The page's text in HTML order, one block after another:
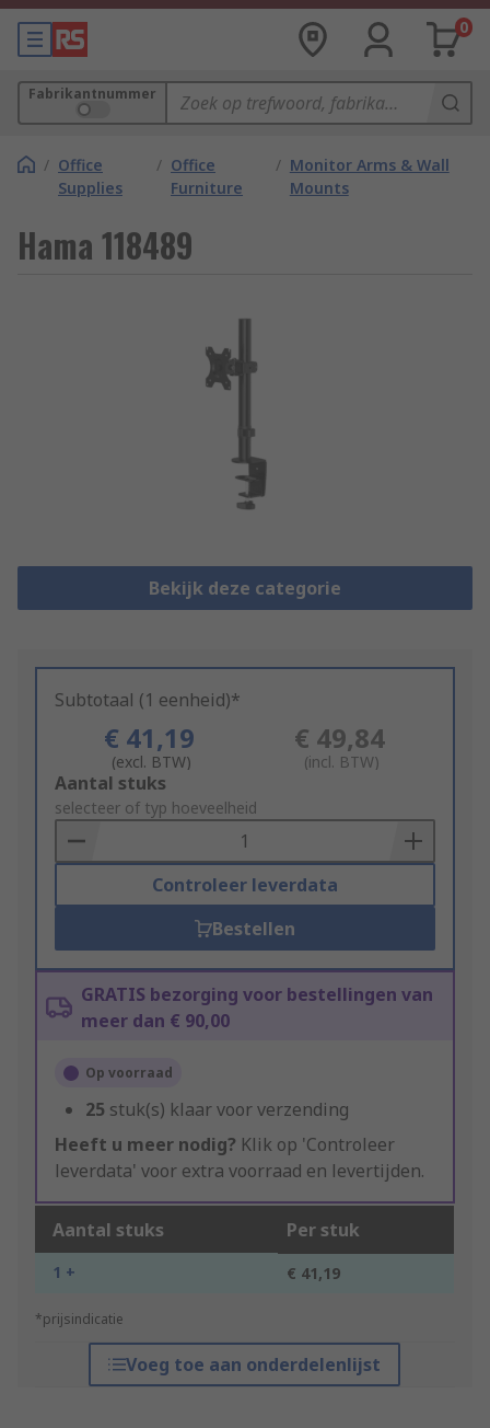
0
Fabrikantnummer
/ Office
Supplies
/ Office
Furniture
/ Monitor Arms & Wall
Mounts
Hama 118489
Bekijk deze categorie
Subtotaal (1 eenheid)*
€ 41,19
(excl. BTW)
€ 49,84
(incl. BTW)
Add
to
Basket
Aantal stuks
selecteer of typ hoeveelheid
Controleer leverdata
Bestellen
GRATIS bezorging voor bestellingen van
meer dan € 90,00
Op voorraad
25 stuk(s) klaar voor verzending
Heeft u meer nodig? Klik op 'Controleer
leverdata' voor extra voorraad en levertijden.
Aantal stuks Per stuk
1 + € 41,19
*prijsindicatie
Voeg toe aan onderdelenlijst